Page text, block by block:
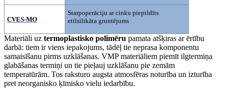
CVES-MO
Starpoperāciju ar cinku piepildīts
etilsilikāta gruntējums
Materiāli uz termoplastisko polimēru pamata atšķiras ar ērtību
darbā: tiem ir viens iepakojums, tādēļ tie neprasa komponentu
samaisīšanu pirms uzklāšanas. VMP materiāliem piemīt ilgtermiņa
glabāšanas termiņi un tie pieļauj uzklāšanu pie zemām
temperatūrām. Tos raksturo augsta atmosfēras noturība un izturība
pret neorganisko ķīmisko vielu iedarbību.